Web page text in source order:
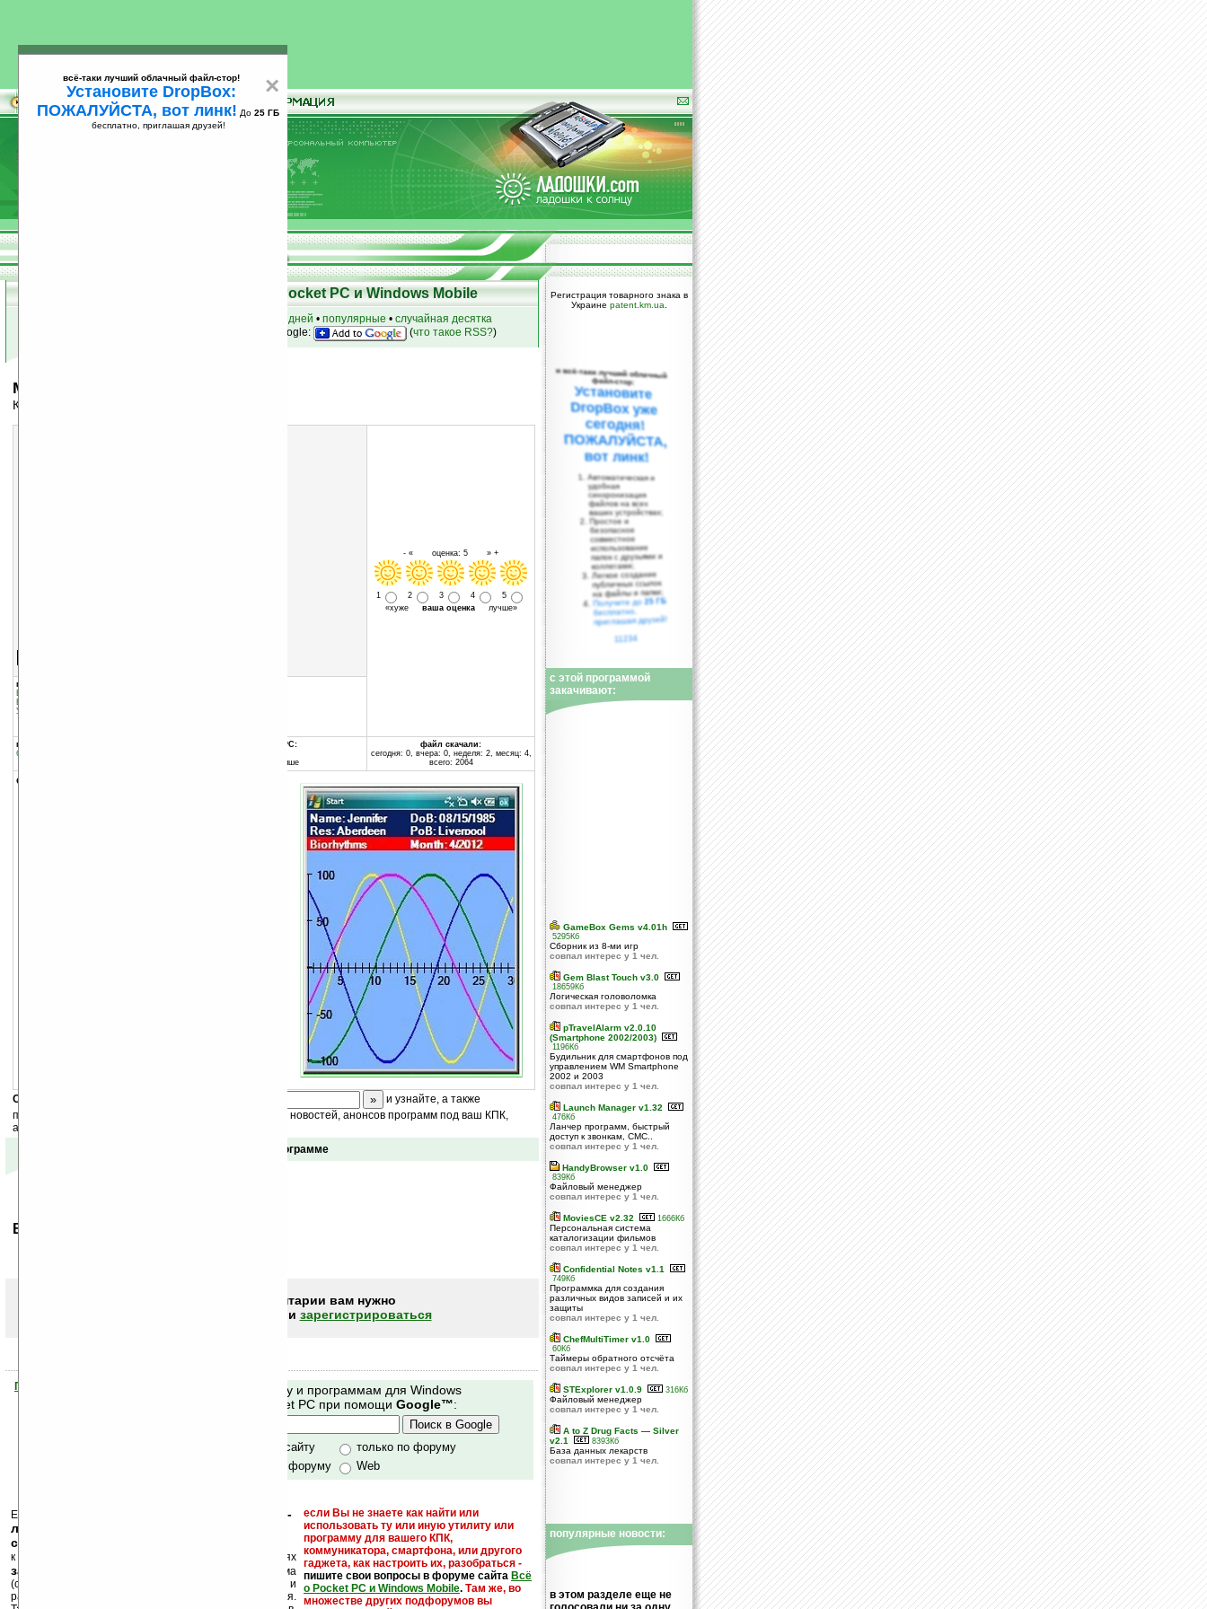
25
Скачать программы для КПК Pocket PC и Windows Mobile
за 7 дней • популярные • случайная десятка
на Google: (что такое RSS?)
Mobbiox
Калькулятор биоритмов
- « оценка: 5 » +
1 2 3 4
5
«хуже ваша оценкалучше»
группы программы:
Быт, семья, спорт
Быт, семья, спорт
Управление информацией
программа:
бесплатная
совместима с Pocket PC:
Windows Mobile 5.0 и выше
файл скачали:
сегодня: 0, вчера: 0, неделя: 2, месяц: 4,
всего: 2064
описание:
Скоро
и узнайте, а также
получайте ежедневный или еженедельный дайджест новостей, анонсов программ под ваш КПК,
акций сайта на ваш почтовый ящик.
Отзывы о программе
Ваше мнение будет первым.
Чтобы писать комментарии вам нужно
или зарегистрироваться
Помогите Ладошкам стать лучше
Поиск по сайту и программам для Windows
Mobile и Pocket PC при помощи Google™:
только по сайту
только по форуму
по сайту и форуму
Web
Еще раз обращаем внимание, что
кейгены, кряки -
лекарства, серийные номера, ключи и
ссылки на варезные сайты
если Вы не знаете как найти или
использовать ту или иную утилиту или
программу для вашего КПК,
коммуникатора, смартфона, или другого
гаджета, как настроить их, разобраться -
пишите свои вопросы в форуме сайта Всё
о Pocket PC и Windows Mobile. Там же, во
множестве других подфорумов вы
к публикации на нашем сайте в комментариях
запрещены
, как и несанкционированная реклама
(спам). Мы поддерживаем авторов программ и
развитие легального программного обеспечения.
Регистрация товарного знака в
Украине patent.km.ua
×
всё-таки лучший облачный файл-стор!
Установите DropBox:
ПОЖАЛУЙСТА, вот линк! До 25 ГБ
бесплатно, приглашая друзей!
и всё-таки лучший облачный
файл-стор:
Установите
DropBox уже
сегодня!
ПОЖАЛУЙСТА,
вот линк!
Автоматическая и
удобная
синхронизация
файлов на всех
ваших устройствах;
Простое и
безопасное
совместное
использование
папок с друзьями и
коллегами;
Легкое создание
публичных ссылок
на файлы и папки;
Получите до25 ГБ
бесплатно,
приглашая друзей!
11234
с этой программой
закачивают:
GameBox Gems v4.01h
5295Кб
Сборник из 8-ми игр
совпал интерес у 1 чел.
Gem Blast Touch v3.0
18659Кб
Логическая головоломка
совпал интерес у 1 чел.
pTravelAlarm v2.0.10
(Smartphone 2002/2003)
1196Кб
Будильник для смартфонов под
управлением WM Smartphone
2002 и 2003
совпал интерес у 1 чел.
Launch Manager v1.32
476Кб
Ланчер программ, быстрый
доступ к звонкам, СМС..
совпал интерес у 1 чел.
HandyBrowser v1.0
839Кб
Файловый менеджер
совпал интерес у 1 чел.
MoviesCE v2.32 1666Кб
Персональная система
каталогизации фильмов
совпал интерес у 1 чел.
Confidential Notes v1.1
749Кб
Программка для создания
различных видов записей и их
защиты
совпал интерес у 1 чел.
ChefMultiTimer v1.0
60Кб
Таймеры обратного отсчёта
совпал интерес у 1 чел.
STExplorer v1.0.9 316Кб
Файловый менеджер
совпал интерес у 1 чел.
A to Z Drug Facts — Silver
v2.1
8393Кб
База данных лекарств
совпал интерес у 1 чел.
популярные новости:
в этом разделе еще не